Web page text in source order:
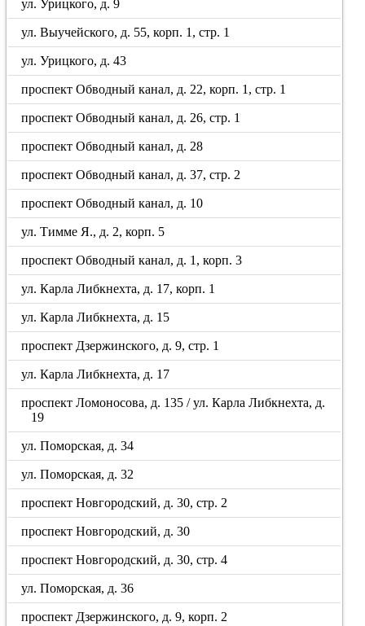
ул. Урицкого, д. 9
ул. Выучейского, д. 55, корп. 1, стр. 1
ул. Урицкого, д. 43
проспект Обводный канал, д. 22, корп. 1, стр. 1
проспект Обводный канал, д. 26, стр. 1
проспект Обводный канал, д. 28
проспект Обводный канал, д. 37, стр. 2
проспект Обводный канал, д. 10
ул. Тимме Я., д. 2, корп. 5
проспект Обводный канал, д. 1, корп. 3
ул. Карла Либкнехта, д. 17, корп. 1
ул. Карла Либкнехта, д. 15
проспект Дзержинского, д. 9, стр. 1
ул. Карла Либкнехта, д. 17
проспект Ломоносова, д. 135 / ул. Карла Либкнехта, д.
19
ул. Поморская, д. 34
ул. Поморская, д. 32
проспект Новгородский, д. 30, стр. 2
проспект Новгородский, д. 30
проспект Новгородский, д. 30, стр. 4
ул. Поморская, д. 36
проспект Дзержинского, д. 9, корп. 2